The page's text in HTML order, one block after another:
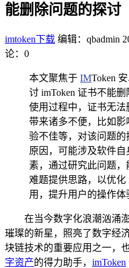
能删除问题的探讨
imtoken下载 编辑：qbadmin
论：0
本文聚焦于 IMToken
讨 imToken 证书不能
使用过程中，证书无
带来诸多不便，比如
验不佳等，对该问题
原因，可能涉及软件
素，通过研究此问题
难题提供思路，以优化
用，提升用户的操作体
在当今数字化浪潮汹涌
璀璨的新星，照亮了数字经
块链技术的重要应用之一，
字资产的得力助手， imToken